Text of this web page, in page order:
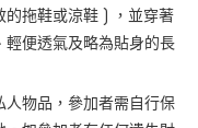
拖鞋或涼鞋 ) ，並穿著
便透氣及略為貼身的長
物品，參加者需自行保